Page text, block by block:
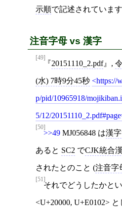
示順で記述されています
注音字母 vs 漢字
[49]
20151110_2.pdf ,
(水) 7時9分45秒 https://
p/pid/10965918/
5/12/
[50]
>>49 MJ056848 は漢字
あると SC2 でCJK統合
されたとのこと (注音字
[51]
それでどうしたかと
<U+20000, U+E0102>